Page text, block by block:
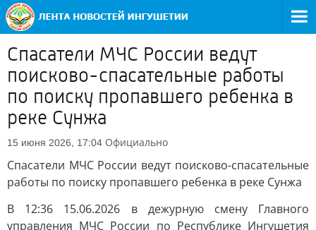
Спасатели МЧС России ведут
поисково-спасательные работы
по поиску пропавшего ребенка в
реке Сунжа
15 июня 2026, 17:04 Официально
Спасатели МЧС России ведут поисково-спасательные
работы по поиску пропавшего ребенка в реке Сунжа
В 12:36 15.06.2026 в дежурную смену Главного
управления МЧС России по Республике Ингушетия